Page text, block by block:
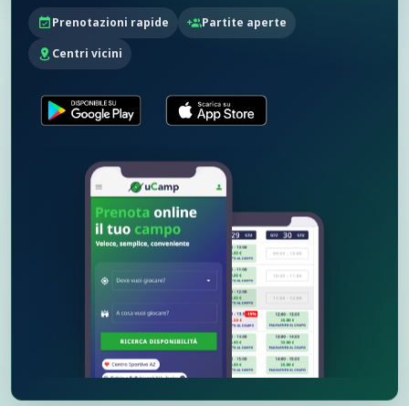
22:00 - 23:30 22:00 - 23:30
Prenotazioni rapide
Partite aperte
Centri vicini